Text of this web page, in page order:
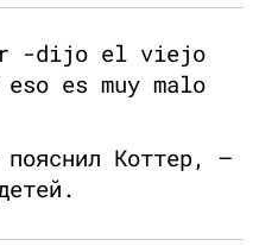
-dijo el viejo
es muy malo
Коттер, —